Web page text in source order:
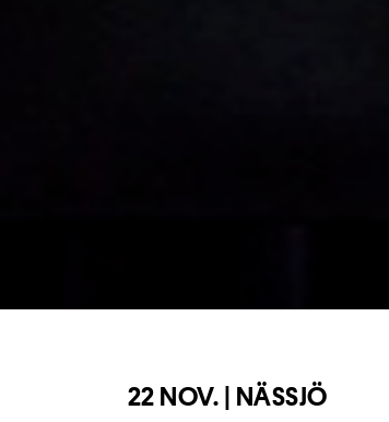
22 NOV. | NÄSSJÖ